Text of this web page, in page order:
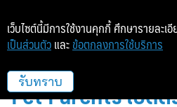
เซเว่น อีเลฟเว่น ร่วม
Pet Parents เปิด
เว็บไซต์นี้มีการใช้งานคุกกี้ ศึกษารายละเ
เป็นส่วนตัว และ ข้อตกลงการใช้บริการ
รับทราบ